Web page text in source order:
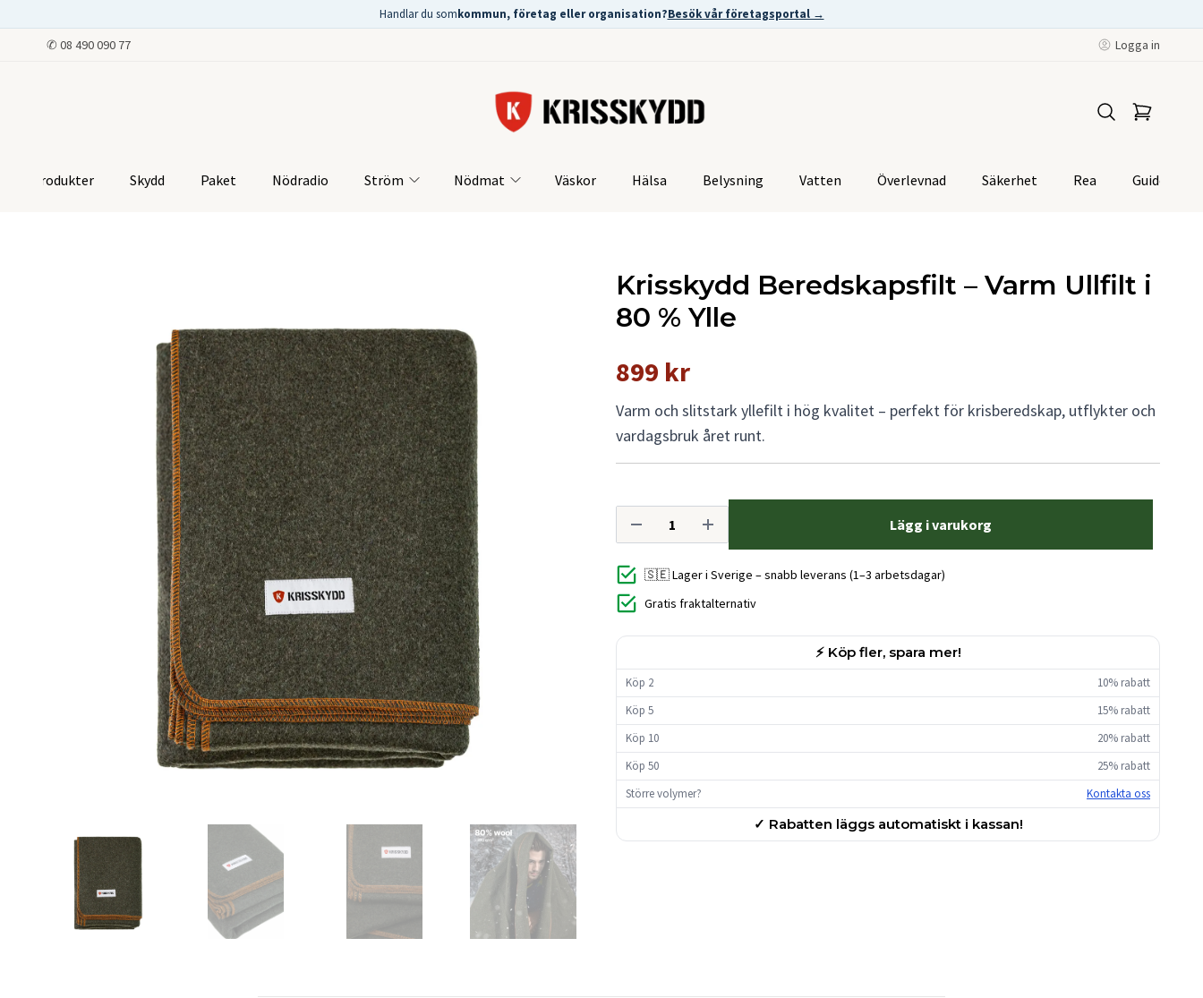
Handlar du somkommun, företag eller organisation?Besök vår företagsportal →
✆ 08 490 090 77 Logga in
Produkter Skydd Paket Nödradio Ström Nödmat Väskor Hälsa Belysning Vatten Överlevnad Säkerhet Rea Guider
Krisskydd Beredskapsfilt – Varm Ullfilt i
80 % Ylle
899 kr
Varm och slitstark yllefilt i hög kvalitet – perfekt för krisberedskap, utflykter och
vardagsbruk året runt.
Lägg i varukorg
🇸🇪 Lager i Sverige – snabb leverans (1–3 arbetsdagar)
Gratis fraktalternativ
⚡ Köp fler, spara mer!
Köp 2
10% rabatt
Köp 5
15% rabatt
Köp 10
20% rabatt
Köp 50
25% rabatt
Större volymer?
Kontakta oss
✓ Rabatten läggs automatiskt i kassan!